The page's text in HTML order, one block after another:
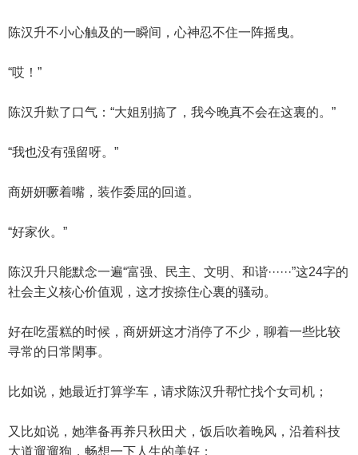
陈汉升不小心触及的一瞬间，心神忍不住一阵摇曳。
“哎！”
陈汉升歎了口气：“大姐别搞了，我今晚真不会在这裏的。”
“我也没有强留呀。”
商妍妍噘着嘴，装作委屈的回道。
“好家伙。”
陈汉升只能默念一遍“富强、民主、文明、和谐······”这24字的
社会主义核心价值观，这才按捺住心裏的骚动。
好在吃蛋糕的时候，商妍妍这才消停了不少，聊着一些比较
寻常的日常閑事。
比如说，她最近打算学车，请求陈汉升帮忙找个女司机；
又比如说，她準备再养只秋田犬，饭后吹着晚风，沿着科技
大道遛遛狗，畅想一下人生的美好；